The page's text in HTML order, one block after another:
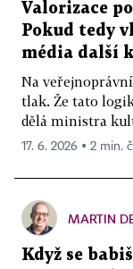
Valorizace
Pokud tedy
média další
Na
tlak. Že tato
dělá ministra
17. 6. 2026 ▪ 2 min.
MARTIN
Když se